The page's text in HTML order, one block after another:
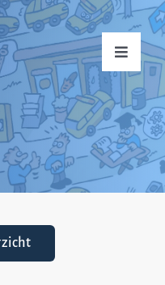
Toggle